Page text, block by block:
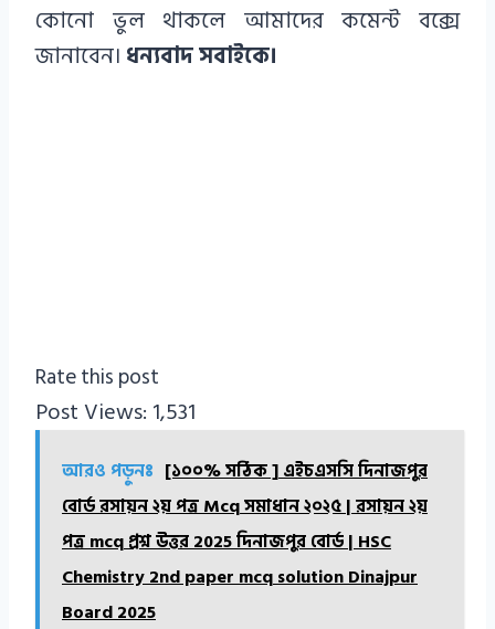
কোনো ভুল থাকলে আমাদের কমেন্ট বক্সে
জানাবেন। ধন্যবাদ সবাইকে।
Rate this post
Post Views: 1,531
আরও পড়ুনঃ [১০০% সঠিক ] এইচএসসি দিনাজপুর
বোর্ড রসায়ন ২য় পত্র Mcq সমাধান ২০২৫ | রসায়ন ২য়
পত্র mcq প্রশ্ন উত্তর 2025 দিনাজপুর বোর্ড | HSC
Chemistry 2nd paper mcq solution Dinajpur
Board 2025